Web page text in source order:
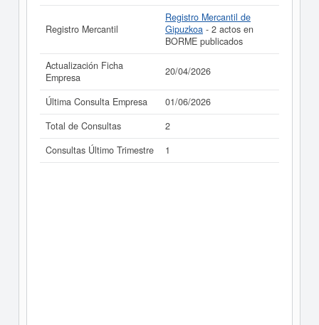
Registro Mercantil
Registro Mercantil de
Gipuzkoa - 2 actos en
BORME publicados
Actualización Ficha
Empresa
20/04/2026
Última Consulta Empresa
01/06/2026
Total de Consultas
2
Consultas Último Trimestre
1